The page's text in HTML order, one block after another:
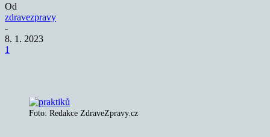
Od
zdravezpravy
-
8. 1. 2023
1
Foto: Redakce ZdraveZpravy.cz